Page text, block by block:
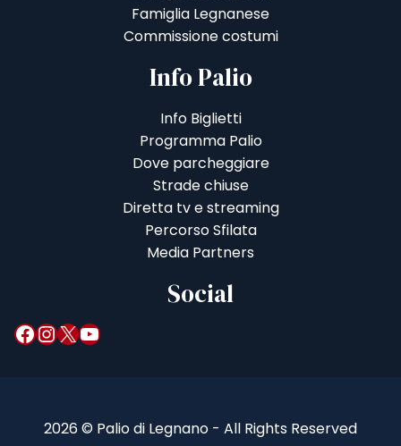
Famiglia Legnanese
Commissione costumi
Info Palio
Info Biglietti
Programma Palio
Dove parcheggiare
Strade chiuse
Diretta tv e streaming
Percorso Sfilata
Media Partners
Social
Facebook InstagramX YouTube
2026 © Palio di Legnano - All Rights Reserved